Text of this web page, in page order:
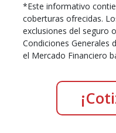
*Este informativo
coberturas ofrecidas.
exclusiones del seguro
Condiciones Generales
el Mercado Financiero